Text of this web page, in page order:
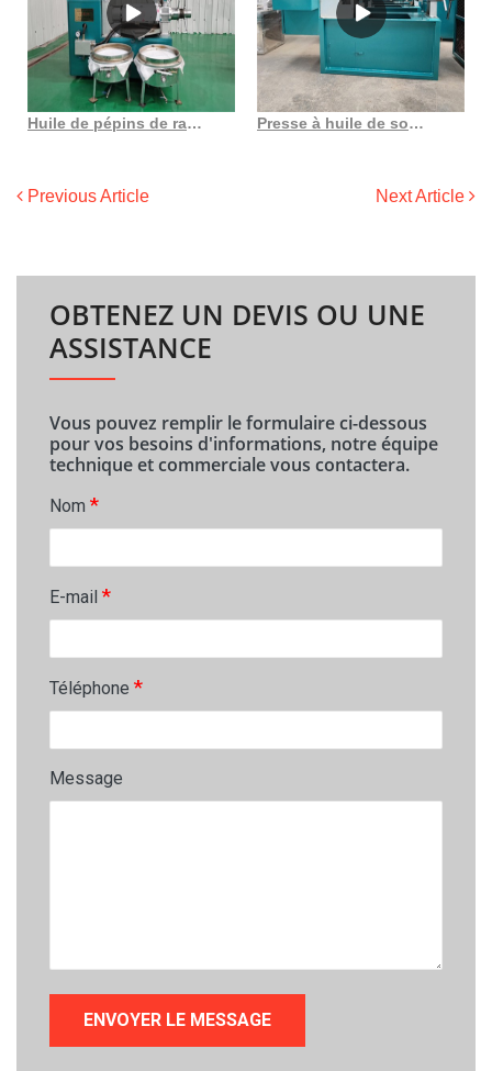
Huile de pépins de raisin Starwest Botanicals au Congo Démocratie Presse à huile de son de riz à utiliser hj p07 au Togo
Previous Article Next Article
OBTENEZ UN DEVIS OU UNE
ASSISTANCE
Vous pouvez remplir le formulaire ci-dessous
pour vos besoins d'informations, notre équipe
technique et commerciale vous contactera.
Nom *
E-mail *
Téléphone *
Message